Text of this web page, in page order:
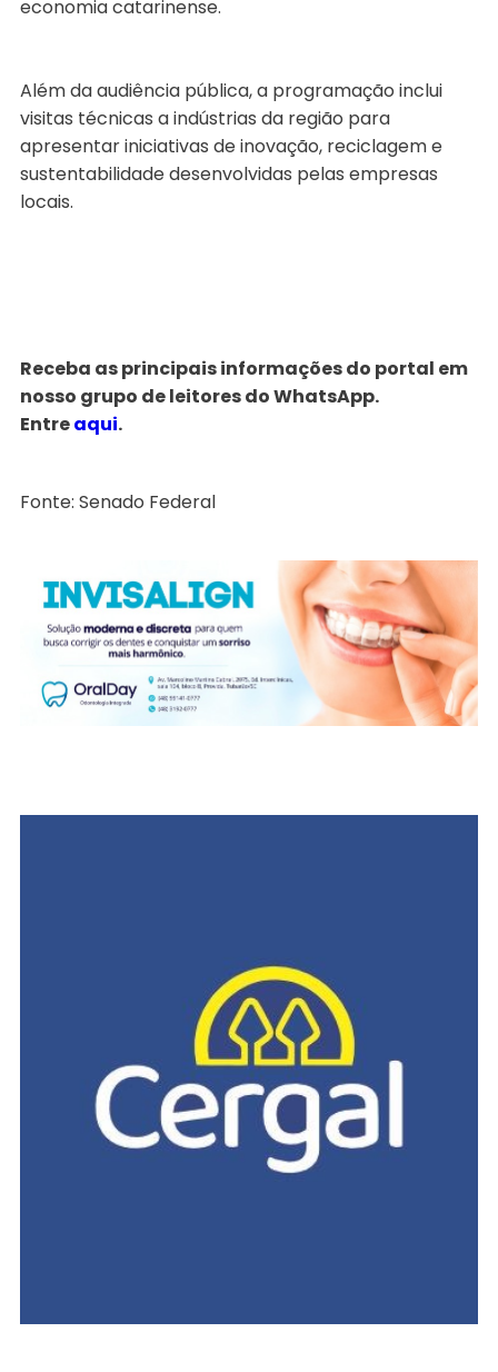
economia catarinense.
Além da audiência pública, a programação inclui
visitas técnicas a indústrias da região para
apresentar iniciativas de inovação, reciclagem e
sustentabilidade desenvolvidas pelas empresas
locais.
Receba as principais informações do portal em
nosso grupo de leitores do WhatsApp.
Entreaqui.
Fonte: Senado Federal